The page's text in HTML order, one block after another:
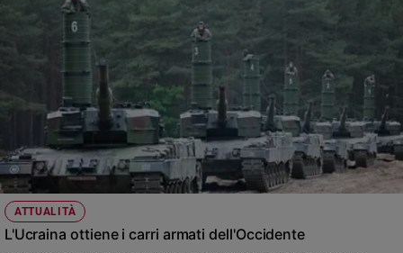
ATTUALITÀ
L'Ucraina ottiene i carri armati dell'Occidente